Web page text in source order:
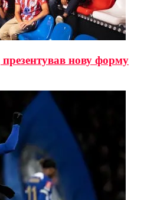
нову форму